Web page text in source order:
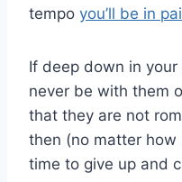
tempo you’ll be in
If deep down in your
never be with them
that they are not
then (no matter how
time to give up and